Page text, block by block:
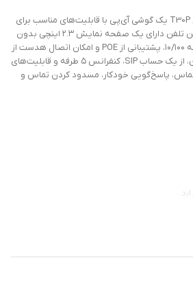
تلفن تحت شبکه یالینک مدل T30P یک گوشی آی‌پی با قابلیت‌های مناسب برای
کسب‌وکارهای کوچک است. این تلفن دارای یک صفحه نمایش ۲.۳ اینچی بدون
نور پس زمینه، دو پورت شبکه ۱۰/۱۰۰، پشتیبانی از POE و امکان اتصال هدست از
طریق جک RJ9 است. همچنین، از یک حساب SIP، کنفرانس ۵ طرفه و قابلیت‌های
پاسخ‌گویی خودکار، مسدود کردن تماس و